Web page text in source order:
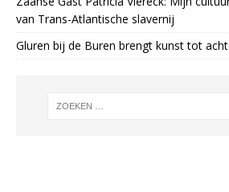
van Trans-Atlantische slavernij
Gluren bij de Buren brengt kunst tot